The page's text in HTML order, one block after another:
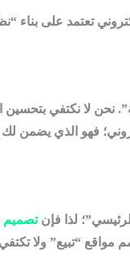
تعتمد على بناء
نحن لا نكتفي بتحسين
؛ فهو الذي يضمن لك
لذا فإنتصميم